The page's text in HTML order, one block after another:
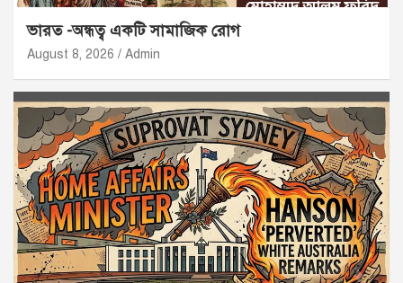
ভারত -অন্ধত্ব একটি সামাজিক রোগ
August 8, 2026 Admin